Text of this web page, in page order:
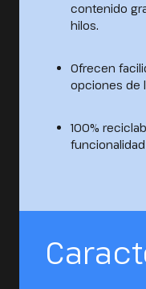
contenido
hilos.
Ofrecen
opciones de
100%